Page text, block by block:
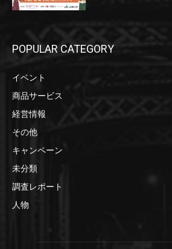
POPULAR CATEGORY
イベント
商品サービス
経営情報
その他
キャンペーン
未分類
調査レポート
人物